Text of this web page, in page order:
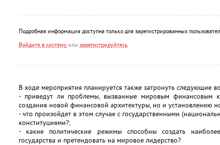
Подробная информация доступна только для зарегистрированных
Войдите в систему или зарегистрируйтесь
В ходе мероприятия планируется также затронуть следующие
- приведут ли проблемы, вызванные мировым финансовым
создания новой финансовой архитектуры, но и установлению
- что произойдет в этом случае с государственными
конституциями?;
- какие политические режимы способны создать
государства и претендовать на мировое лидерство?